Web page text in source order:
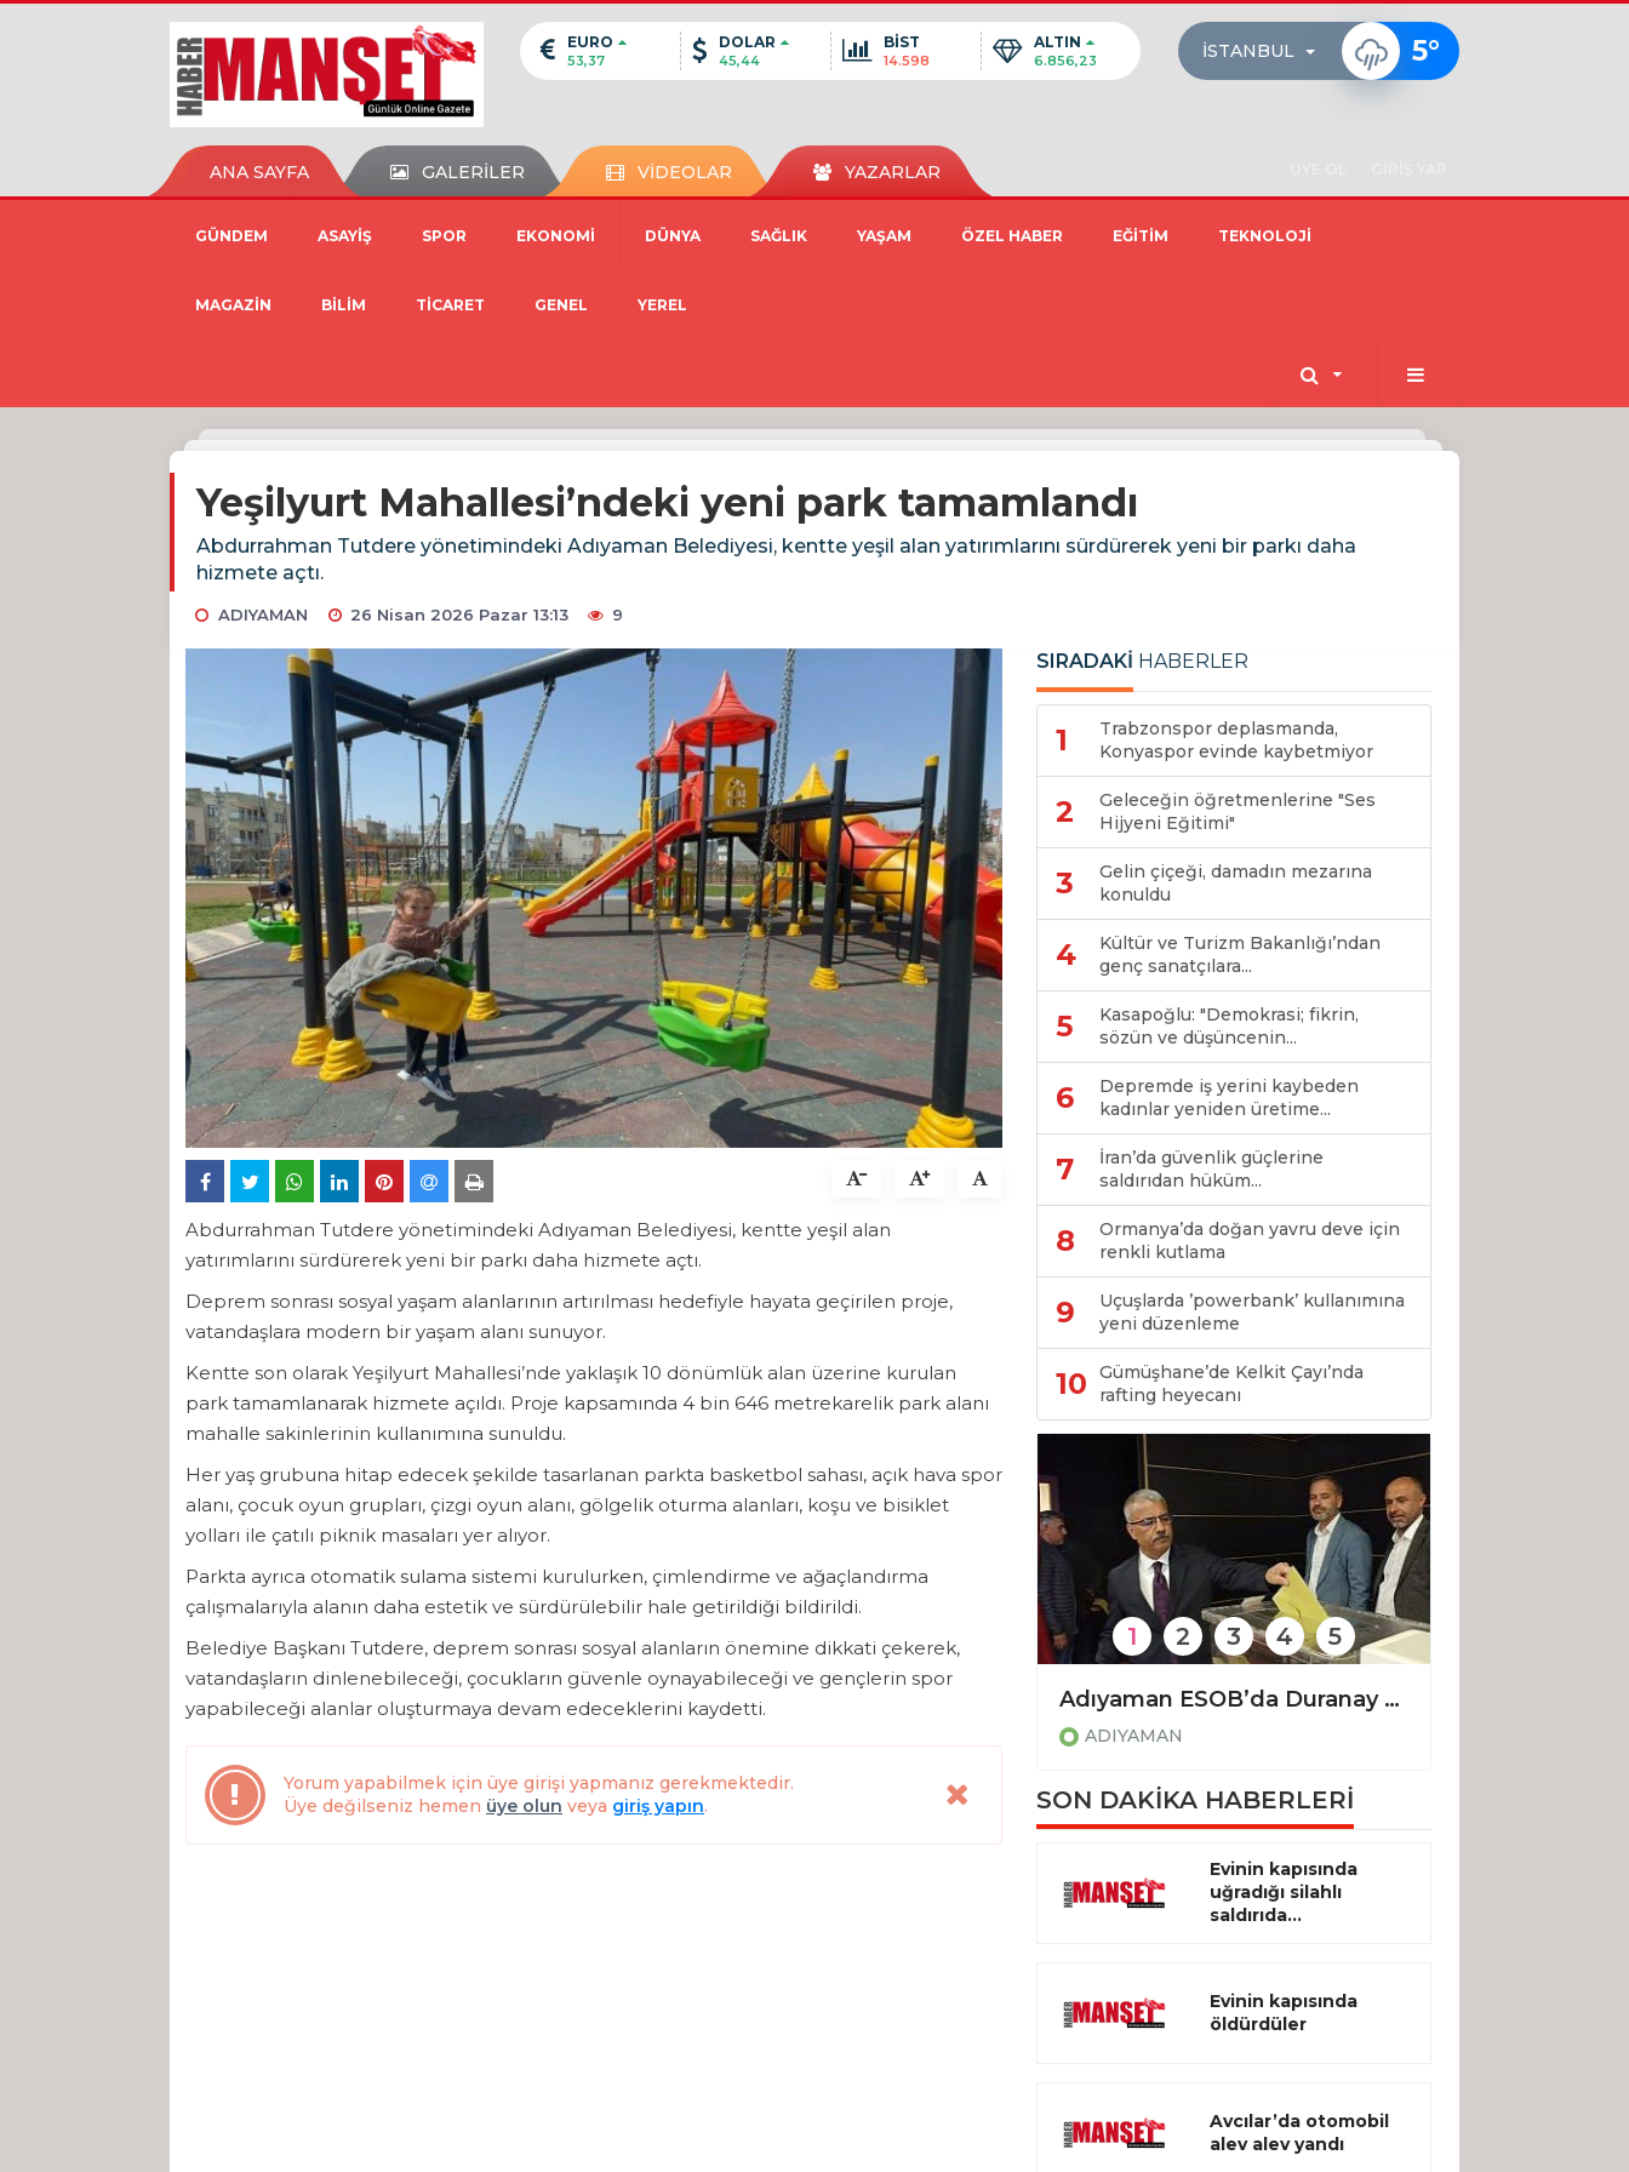
EURO
53,37
DOLAR
45,44
BİST
14.598
ALTIN
6.856,23 İSTANBUL 5°
ANA SAYFA GALERİLER VİDEOLAR YAZARLAR
GÜNDEM ASAYİŞ SPOR EKONOMİ DÜNYA SAĞLIK YAŞAM ÖZEL HABER EĞİTİM TEKNOLOJİ
MAGAZİN BİLİM TİCARET GENEL YEREL
Yeşilyurt Mahallesi’ndeki yeni park tamamlandı
Abdurrahman Tutdere yönetimindeki Adıyaman Belediyesi, kentte yeşil alan yatırımlarını sürdürerek yeni bir parkı daha
hizmete açtı.
ADIYAMAN 26 Nisan 2026 Pazar 13:13 9
Abdurrahman Tutdere yönetimindeki Adıyaman Belediyesi, kentte yeşil alan
yatırımlarını sürdürerek yeni bir parkı daha hizmete açtı.
Deprem sonrası sosyal yaşam alanlarının artırılması hedefiyle hayata geçirilen proje,
vatandaşlara modern bir yaşam alanı sunuyor.
Kentte son olarak Yeşilyurt Mahallesi’nde yaklaşık 10 dönümlük alan üzerine kurulan
park tamamlanarak hizmete açıldı. Proje kapsamında 4 bin 646 metrekarelik park alanı
mahalle sakinlerinin kullanımına sunuldu.
Her yaş grubuna hitap edecek şekilde tasarlanan parkta basketbol sahası, açık hava spor
alanı, çocuk oyun grupları, çizgi oyun alanı, gölgelik oturma alanları, koşu ve bisiklet
yolları ile çatılı piknik masaları yer alıyor.
Parkta ayrıca otomatik sulama sistemi kurulurken, çimlendirme ve ağaçlandırma
çalışmalarıyla alanın daha estetik ve sürdürülebilir hale getirildiği bildirildi.
Belediye Başkanı Tutdere, deprem sonrası sosyal alanların önemine dikkati çekerek,
vatandaşların dinlenebileceği, çocukların güvenle oynayabileceği ve gençlerin spor
yapabileceği alanlar oluşturmaya devam edeceklerini kaydetti.
Yorum yapabilmek için üye girişi yapmanız gerekmektedir.
Üye değilseniz hemen üye olun veya giriş yapın.
SIRADAKİ HABERLER
1
Trabzonspor deplasmanda,
Konyaspor evinde kaybetmiyor
2
Geleceğin öğretmenlerine "Ses
Hijyeni Eğitimi"
3
Gelin çiçeği, damadın mezarına
konuldu
4
Kültür ve Turizm Bakanlığı’ndan
genç sanatçılara...
5
Kasapoğlu: "Demokrasi; fikrin,
sözün ve düşüncenin...
6
Depremde iş yerini kaybeden
kadınlar yeniden üretime...
7
İran’da güvenlik güçlerine
saldırıdan hüküm...
8
Ormanya’da doğan yavru deve için
renkli kutlama
9
Uçuşlarda ’powerbank’ kullanımına
yeni düzenleme
10
Gümüşhane’de Kelkit Çayı’nda
rafting heyecanı
Adıyaman ESOB’da Duranay güven tazeledi
ADIYAMAN
1 2 3 4 5
SON DAKİKA HABERLERİ
Evinin kapısında
uğradığı silahlı
saldırıda...
Evinin kapısında
öldürdüler
Avcılar’da otomobil
alev alev yandı